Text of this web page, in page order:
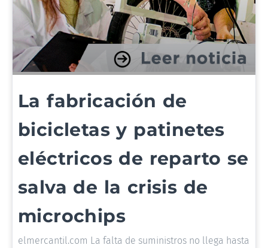
La fabricación de
bicicletas y patinetes
eléctricos de reparto se
salva de la crisis de
microchips
elmercantil.com La falta de suministros no llega hasta